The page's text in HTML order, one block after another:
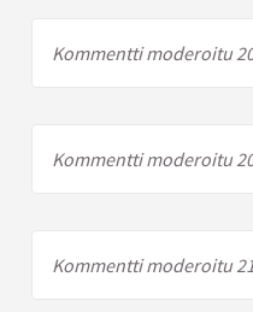
Kommentti moderoitu
Kommentti moderoitu
Kommentti moderoitu